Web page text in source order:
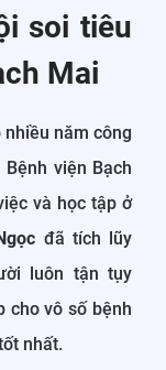
soi tiêu
Mai
nhiều năm công
viện Bạch
và học tập ở
đã tích lũy
luôn tận tụy
cho vô số bệnh
nhất.